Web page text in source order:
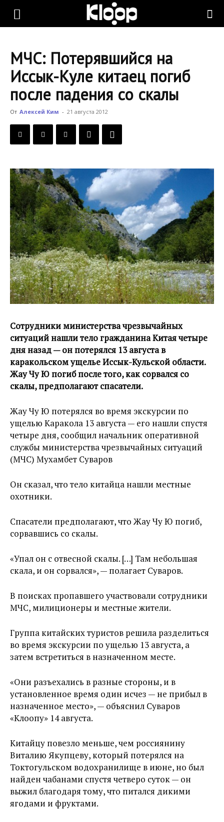
KLOOP.KG
Новости
Кыргызстана
МЧС: Потерявшийся на
Иссык-Куле китаец погиб
после падения со скалы
От Алексей Ким - 21 августа 2012
Сотрудники министерства чрезвычайных
ситуаций нашли тело гражданина Китая четыре
дня назад — он потерялся 13 августа в
каракольском ущелье Иссык-Кульской области.
Жау Чу Ю погиб после того, как сорвался со
скалы, предполагают спасатели.
Жау Чу Ю потерялся во время экскурсии по
ущелью Каракола 13 августа — его нашли спустя
четыре дня, сообщил начальник оперативной
службы министерства чрезвычайных ситуаций
(МЧС) Мухамбет Суваров
Он сказал, что тело китайца нашли местные
охотники.
Спасатели предполагают, что Жау Чу Ю погиб,
сорвавшись со скалы.
«Упал он с отвесной скалы. […] Там небольшая
скала, и он сорвался», — полагает Суваров.
В поисках пропавшего участвовали сотрудники
МЧС, милиционеры и местные жители.
Группа китайских туристов решила разделиться
во время экскурсии по ущелью 13 августа, а
затем встретиться в назначенном месте.
«Они разъехались в разные стороны, и в
установленное время один исчез — не прибыл в
назначенное место», — объяснил Суваров
«Клоопу» 14 августа.
Китайцу повезло меньше, чем россиянину
Виталию Якупцеву, который потерялся на
Токтогульском водохранилище в июне, но был
найден чабанами спустя четверо суток — он
выжил благодаря тому, что питался дикими
ягодами и фруктами.